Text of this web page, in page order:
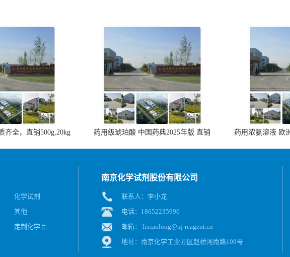
齐全，直销500g,20kg 药用级琥珀酸 中国药典2025年版 直销
药用浓氨溶液 欧
化学试剂
其他
定制化学品
南京化学试剂股份有限公司
联系人：李小龙
电话：18652235996
邮箱： lixiaolong@nj-reagent.cn
地址：南京化学工业园区赵桥河南路109号